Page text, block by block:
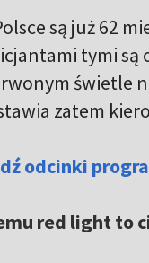
są już 62
tymi są
świetle
zatem
odcinki
red light to